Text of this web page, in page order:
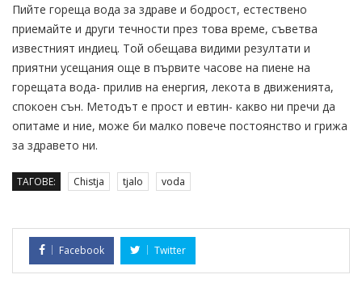
Пийте гореща вода за здраве и бодрост, естествено
приемайте и други течности през това време, съветва
известният индиец. Той обещава видими резултати и
приятни усещания още в първите часове на пиене на
горещата вода- прилив на енергия, лекота в движенията,
спокоен сън. Методът е прост и евтин- какво ни пречи да
опитаме и ние, може би малко повече постоянство и грижа
за здравето ни.
ТАГОВЕ: Chistja tjalo voda
Facebook Twitter